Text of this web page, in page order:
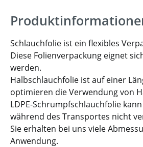
Schlauchfolie ist ein flexibles
Diese Folienverpackung eignet
werden.
Halbschlauchfolie ist auf einer
optimieren die Verwendung von
LDPE-Schrumpfschlauchfolie
während des Transportes nicht
Sie erhalten bei uns viele
Anwendung.